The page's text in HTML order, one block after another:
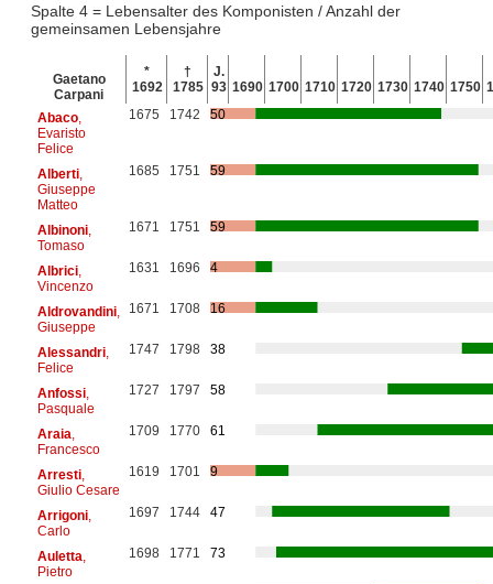
Spalte 4 = Lebensalter des Komponisten / Anzahl der
gemeinsamen Lebensjahre
Gaetano
Carpani
*
1692
†
1785
J.
93 1690 1700 1710 1720 1730 1740 1750
Abaco,
Evaristo
Felice
1675 1742 50
Alberti,
Giuseppe
Matteo
1685 1751 59
Albinoni,
Tomaso
1671 1751 59
Albrici,
Vincenzo
1631 1696 4
Aldrovandini,
Giuseppe
1671 1708 16
Alessandri,
Felice
1747 1798 38
Anfossi,
Pasquale
1727 1797 58
Araia
Francesco
1709 1770 61
Arresti,
Giulio Cesare
1619 1701 9
Arrigoni,
Carlo
1697 1744 47
Auletta
Pietro
1698 1771 73